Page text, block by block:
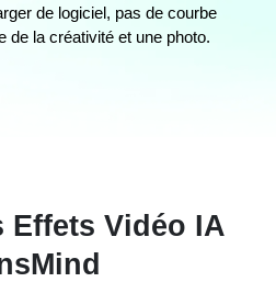
de logiciel, pas de courbe
de la créativité et une photo.
Effets Vidéo IA